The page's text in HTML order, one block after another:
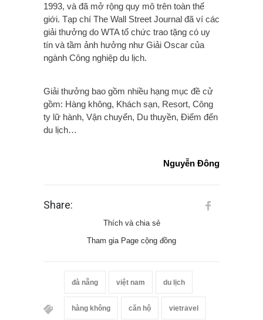
1993, và đã mở rộng quy mô trên toàn thế
giới. Tạp chí The Wall Street Journal đã ví các
giải thưởng do WTA tổ chức trao tặng có uy
tín và tầm ảnh hưởng như Giải Oscar của
ngành Công nghiệp du lịch.
Giải thưởng bao gồm nhiều hạng mục đề cử
gồm: Hàng không, Khách sạn, Resort, Công
ty lữ hành, Vận chuyển, Du thuyền, Điểm đến
du lịch…
Nguyễn Đông
Share:
Thích và chia sẻ
Tham gia Page cộng đồng
đà nẵng việt nam du lịch
hàng không căn hộ vietravel